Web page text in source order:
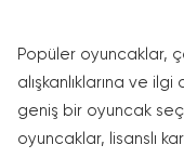
Popüler oyuncaklar,
alışkanlıklarına ve
geniş bir oyuncak
oyuncaklar, lisanslı